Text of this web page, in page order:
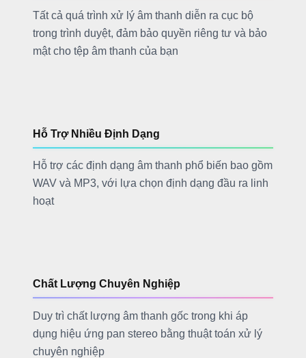
Tất cả quá trình xử lý âm thanh diễn ra cục bộ
trong trình duyệt, đảm bảo quyền riêng tư và bảo
mật cho tệp âm thanh của bạn
Hỗ Trợ Nhiều Định Dạng
Hỗ trợ các định dạng âm thanh phổ biến bao gồm
WAV và MP3, với lựa chọn định dạng đầu ra linh
hoạt
Chất Lượng Chuyên Nghiệp
Duy trì chất lượng âm thanh gốc trong khi áp
dụng hiệu ứng pan stereo bằng thuật toán xử lý
chuyên nghiệp